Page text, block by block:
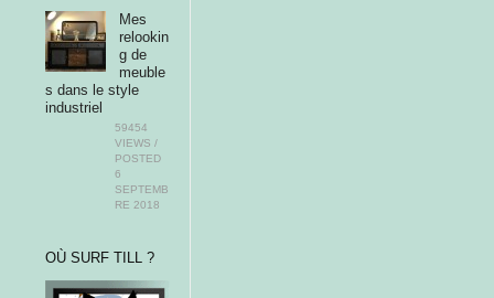
Mes
relookin
g de
meuble
s dans le style
industriel
59454
VIEWS /
POSTED
6
SEPTEMB
RE 2018
OÙ SURF TILL ?